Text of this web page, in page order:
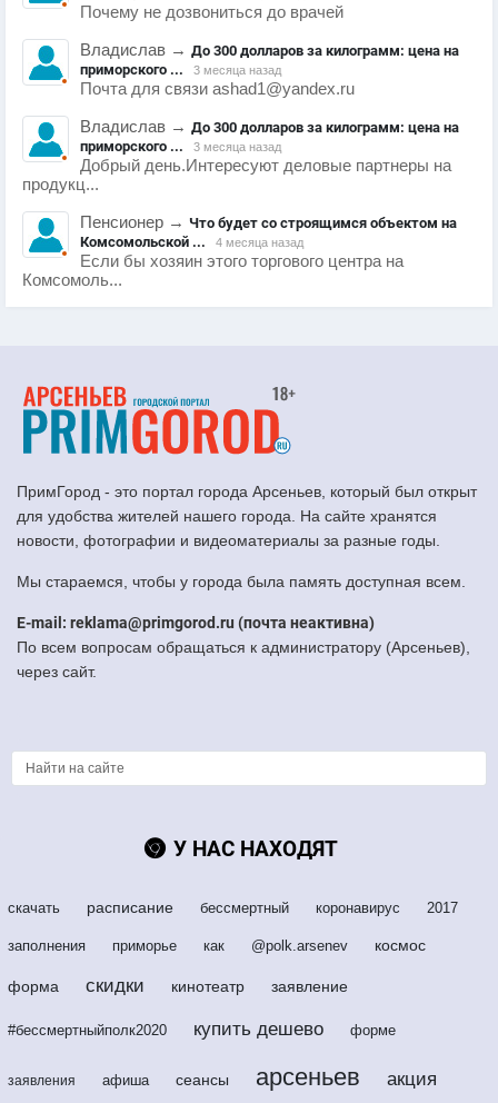
Почему не дозвониться до врачей
Владислав → До 300 долларов за килограмм: цена на
приморского ...
3 месяца назад
Почта для связи ashad1@yandex.ru
Владислав → До 300 долларов за килограмм: цена на
приморского ...
3 месяца назад
Добрый день.Интересуют деловые партнеры на
продукц...
Пенсионер → Что будет со строящимся объектом на
Комсомольской ...
4 месяца назад
Если бы хозяин этого торгового центра на
Комсомоль...
ПримГород - это портал города Арсеньев, который был открыт
для удобства жителей нашего города. На сайте хранятся
новости, фотографии и видеоматериалы за разные годы.
Мы стараемся, чтобы у города была память доступная всем.
E-mail: reklama@primgorod.ru (почта неактивна)
По всем вопросам обращаться к администратору (Арсеньев),
через сайт.
У НАС НАХОДЯТ
скачать расписание бессмертный коронавирус 2017
заполнения приморье как @polk.arsenev космос
форма скидки кинотеатр заявление
#бессмертныйполк2020 купить дешево форме
заявления афиша сеансы арсеньев акция